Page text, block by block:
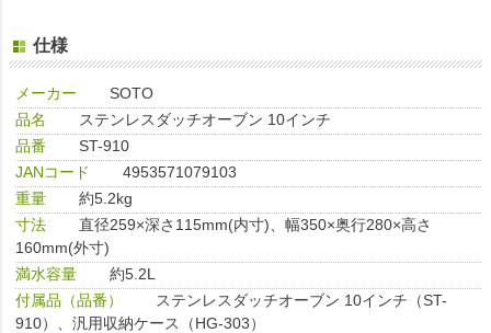
仕様
メーカー
SOTO
品名
ステンレスダッチオーブン 10インチ
品番
ST-910
JANコード
4953571079103
重量
約5.2kg
寸法
直径259×深さ115mm(内寸)、幅350×奥行280×高さ
160mm(外寸)
満水容量
約5.2L
付属品（品番）
ステンレスダッチオーブン 10インチ（ST-
910）、汎用収納ケース（HG-303）